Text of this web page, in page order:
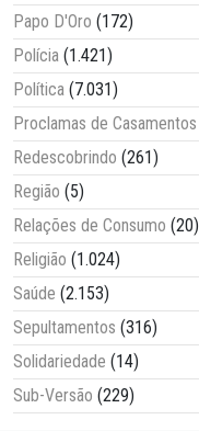
Papo D'Oro (172)
Polícia (1.421)
Política (7.031)
Proclamas de Casamentos
Redescobrindo (261)
Região (5)
Relações de Consumo (20)
Religião (1.024)
Saúde (2.153)
Sepultamentos (316)
Solidariedade (14)
Sub-Versão (229)